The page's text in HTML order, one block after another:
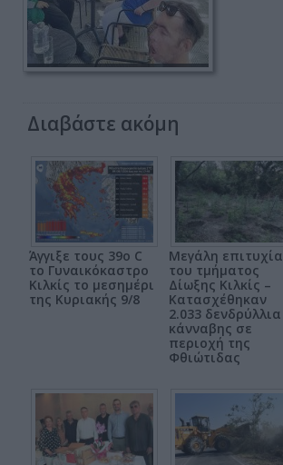
Διαβάστε ακόμη
Άγγιξε τους 39ο C
το Γυναικόκαστρο
Κιλκίς το μεσημέρι
της Κυριακής 9/8
Μεγάλη επιτυχία
του τμήματος
Δίωξης Κιλκίς –
Κατασχέθηκαν
2.033 δενδρύλλια
κάνναβης σε
περιοχή της
Φθιώτιδας